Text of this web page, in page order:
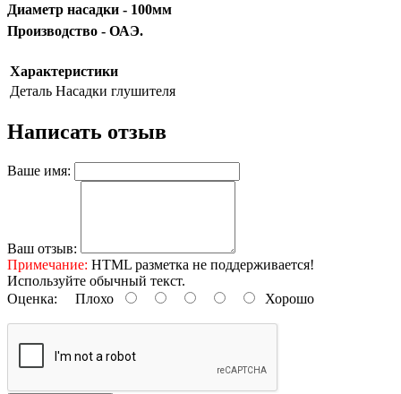
Диаметр насадки - 100мм
Производство - ОАЭ.
Характеристики
Деталь Насадки глушителя
Написать отзыв
Ваше имя:
Ваш отзыв:
Примечание: HTML разметка не поддерживается!
Используйте обычный текст.
Оценка: Плохо Хорошо